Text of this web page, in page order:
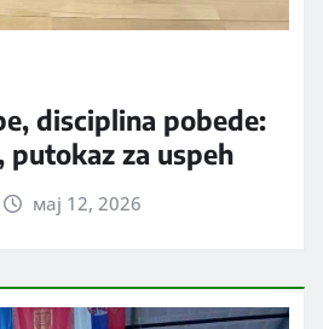
disciplina pobede:
putokaz za uspeh
мај 12, 2026